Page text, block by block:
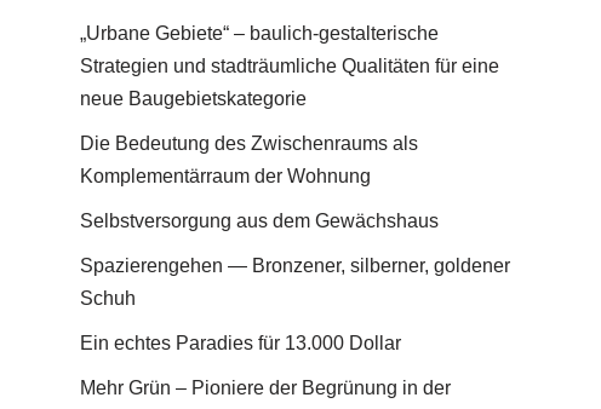
„Urbane Gebiete“ – baulich-gestalterische
Strategien und stadträumliche Qualitäten für eine
neue Baugebietskategorie
Die Bedeutung des Zwischenraums als
Komplementärraum der Wohnung
Selbstversorgung aus dem Gewächshaus
Spazierengehen — Bronzener, silberner, goldener
Schuh
Ein echtes Paradies für 13.000 Dollar
Mehr Grün – Pioniere der Begrünung in der